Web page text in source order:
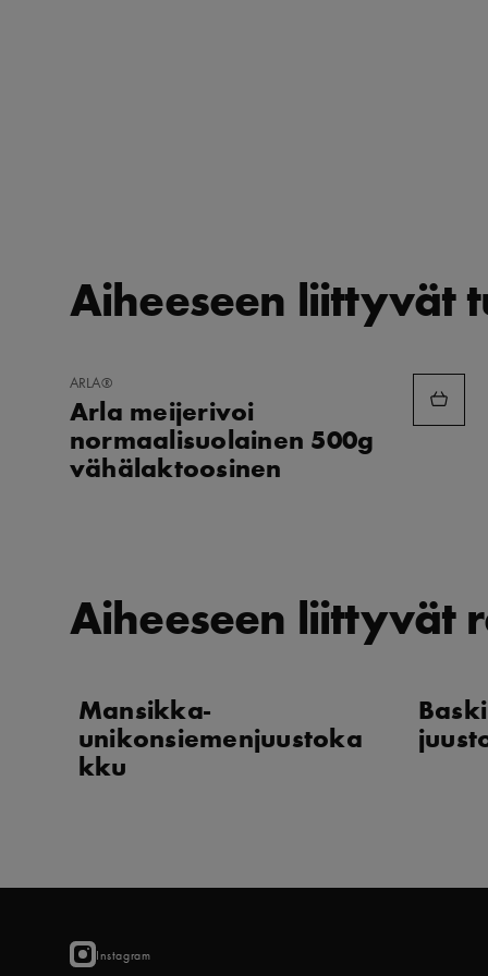
Aiheeseen liittyvät
LISÄÄ
ARLA®
Arla meijerivoi
normaalisuolainen 500g
vähälaktoosinen
Aiheeseen liittyvät
Mansikka-
unikonsiemenjuustoka
kku
Instagram